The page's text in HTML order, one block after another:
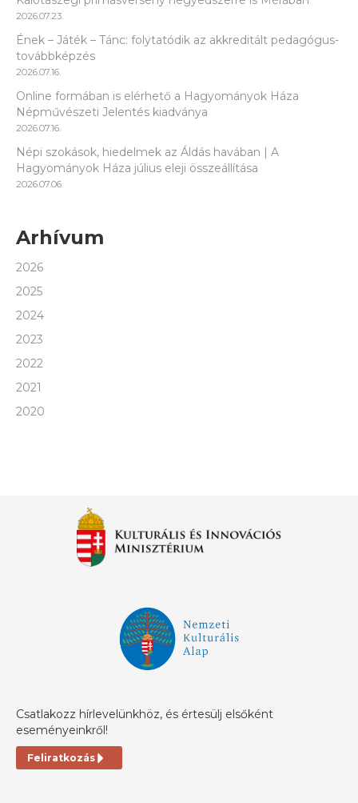
2026.07.23.
Ének – Játék – Tánc: folytatódik az akkreditált pedagógus-
továbbképzés
2026.07.16.
Online formában is elérhető a Hagyományok Háza
Népművészeti Jelentés kiadványa
2026.07.16.
Népi szokások, hiedelmek az Áldás havában | A
Hagyományok Háza július eleji összeállítása
2026.07.06.
Arhívum
2026
2025
2024
2023
2022
2021
2020
Csatlakozz hírlevelünkhöz, és értesülj elsőként
eseményeinkről!
Feliratkozás